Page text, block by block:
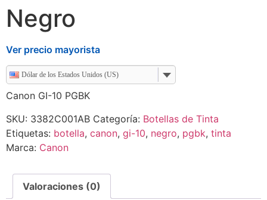
Negro
Ver precio mayorista
Dólar de los Estados Unidos (US)
Canon GI-10 PGBK
SKU: 3382C001AB Categoría: Botellas de Tinta
Etiquetas: botella, canon, gi-10, negro, pgbk, tinta
Marca: Canon
Valoraciones (0)